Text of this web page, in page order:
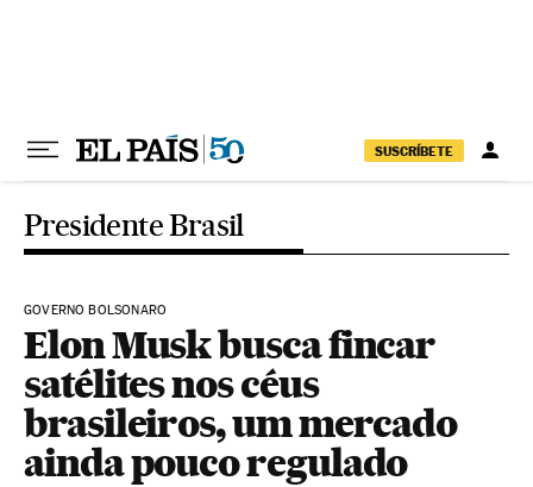
SUSCRÍBETE
Presidente Brasil
GOVERNO BOLSONARO
Elon Musk busca fincar
satélites nos céus
brasileiros, um mercado
ainda pouco regulado